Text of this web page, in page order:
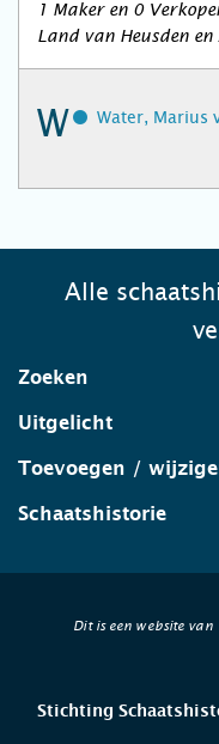
1 Maker en 0
Land van Heusden
W Water, Marius
Alle
Zoeken
Uitgelicht
Toevoegen /
Schaatshistorie
Dit is een website van
Stichting